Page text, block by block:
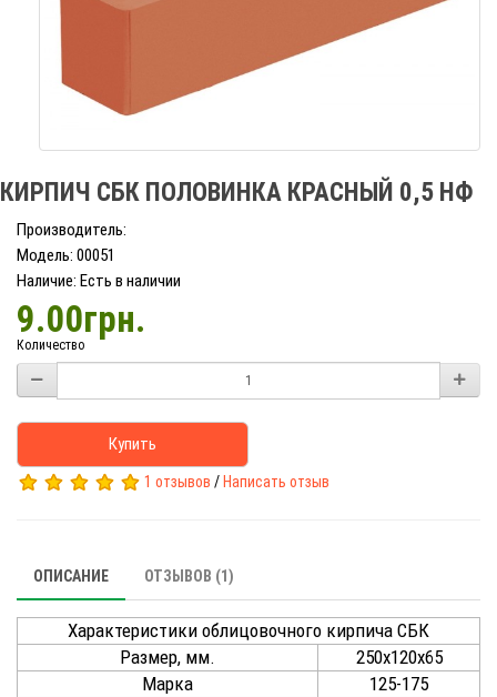
КИРПИЧ СБК ПОЛОВИНКА КРАСНЫЙ 0,5 НФ
Производитель:
Модель: 00051
Наличие: Есть в наличии
9.00грн.
Количество
Купить
1 отзывов / Написать отзыв
ОПИСАНИЕ ОТЗЫВОВ (1)
Характеристики облицовочного кирпича СБК
Размер, мм.
250х120х65
Марка
125-175